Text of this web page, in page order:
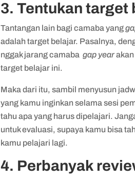
3. Tentukan target
Tantangan lain bagi camaba yang
adalah target belajar. Pasalnya,
nggak jarang camaba gap year
target belajar ini.
Maka dari itu, sambil menyusun
yang kamu inginkan selama sesi
tahu apa yang harus dipelajari.
untuk evaluasi, supaya kamu bisa
kamu pelajari lagi.
4. Perbanyak